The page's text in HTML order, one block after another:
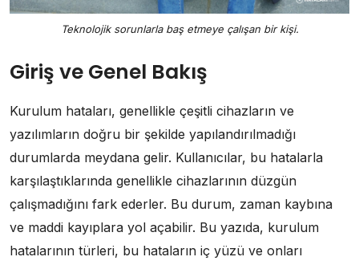
Teknolojik sorunlarla baş etmeye çalışan bir kişi.
Giriş ve Genel Bakış
Kurulum hataları, genellikle çeşitli cihazların ve
yazılımların doğru bir şekilde yapılandırılmadığı
durumlarda meydana gelir. Kullanıcılar, bu hatalarla
karşılaştıklarında genellikle cihazlarının düzgün
çalışmadığını fark ederler. Bu durum, zaman kaybına
ve maddi kayıplara yol açabilir. Bu yazıda, kurulum
hatalarının türleri, bu hataların iç yüzü ve onları